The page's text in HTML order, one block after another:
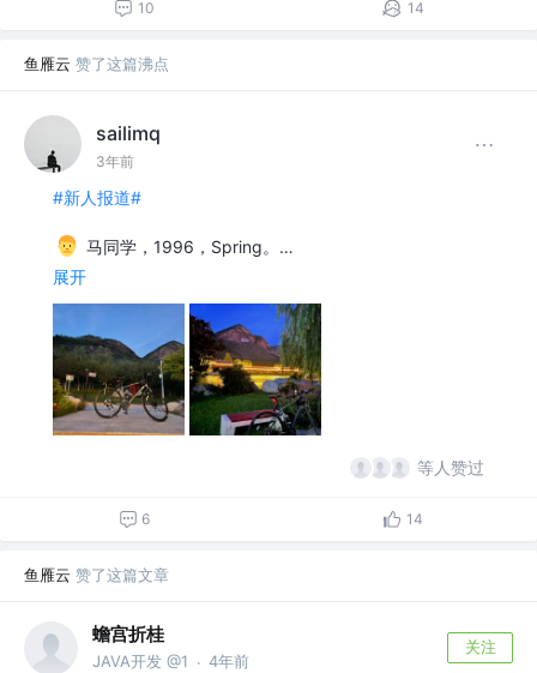
10 14
鱼雁云 赞了这篇沸点
sailimq
3年前
#新人报道#
马同学，1996，Spring。…
展开
等人赞过
6 14
鱼雁云 赞了这篇文章
蟾宫折桂
JAVA开发 @1 · 4年前
关注